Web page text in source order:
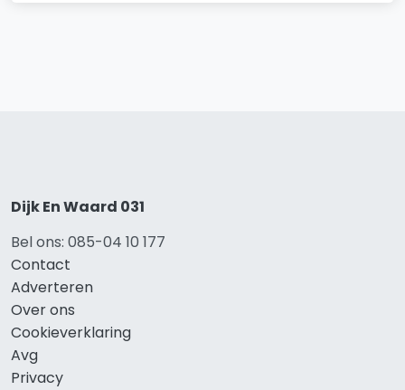
Dijk En Waard 031
Bel ons: 085-04 10 177
Contact
Adverteren
Over ons
Cookieverklaring
Avg
Privacy